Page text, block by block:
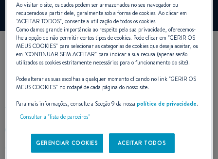
NOSSOS DADOS DE
CONTATO
+33251554207
Ao visitar o site, os dados podem ser armazenados no seu navegador ou
recuperados a partir dele, geralmente sob a forma de cookies. Ao clicar em
"ACEITAR TODOS", consente a utilização de todos os cookies.
Como damos grande importância ao respeito pela sua privacidade, oferecemos-
lhe a opção de não permitir certos tipos de cookies. Pode clicar em "GERIR OS
MEUS COOKIES" para selecionar as categorias de cookies que deseja aceitar, ou
em "CONTINUAR SEM ACEITAR" para indicar a sua recusa (apenas serão
utilizados os cookies estritamente necessários para o funcionamento do site).
Pode alterar as suas escolhas a qualquer momento clicando no link "GERIR OS
MEUS COOKIES" no rodapé de cada página do nosso site.
Para mais informações, consulte a Secção 9 da nossapolítica de privacidade.
Consultar a "lista de parceiros"
GERENCIAR COOKIES ACEITAR TODOS